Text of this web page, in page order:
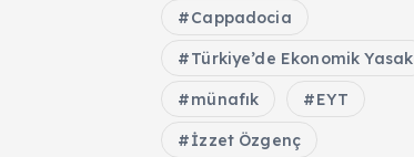
Cappadocia
Türkiye’de Ekonomik Yasak
münafık EYT
İzzet Özgenç